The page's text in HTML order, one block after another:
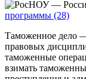
программы (28)
Таможенное дело
правовых
таможенные
взимать